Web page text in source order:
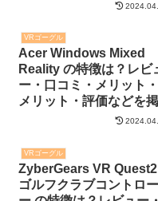
VRゴーグル
Acer Windows Mixed
Reality の特徴は？レビ
ー・口コミ・メリット
メリット・評価などを
VRゴーグル
ZyberGears VR Quest2
ゴルフクラブコントロ